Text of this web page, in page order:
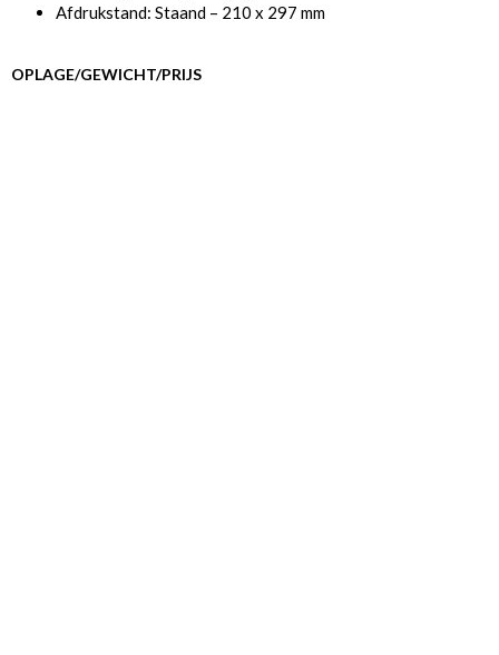
Afdrukstand: Staand – 210 x 297 mm
OPLAGE/GEWICHT/PRIJS